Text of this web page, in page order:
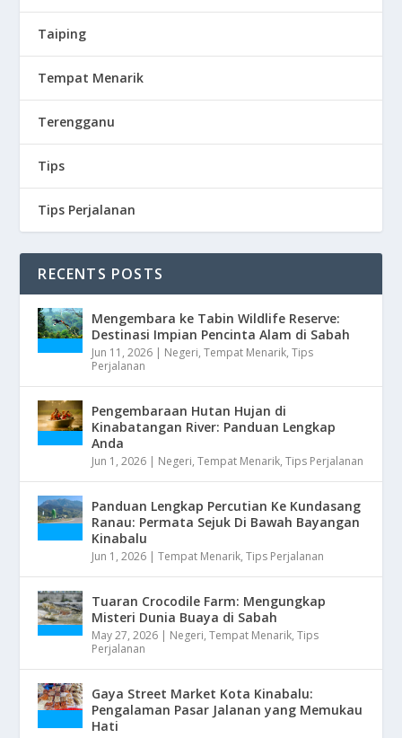
Taiping
Tempat Menarik
Terengganu
Tips
Tips Perjalanan
RECENTS POSTS
Mengembara ke Tabin Wildlife Reserve:
Destinasi Impian Pencinta Alam di Sabah
Jun 11, 2026 | Negeri,Tempat Menarik,Tips
Perjalanan
Pengembaraan Hutan Hujan di
Kinabatangan River: Panduan Lengkap
Anda
Jun 1, 2026 | Negeri,Tempat Menarik,Tips Perjalanan
Panduan Lengkap Percutian Ke Kundasang
Ranau: Permata Sejuk Di Bawah Bayangan
Kinabalu
Jun 1, 2026 |Tempat Menarik,Tips Perjalanan
Tuaran Crocodile Farm: Mengungkap
Misteri Dunia Buaya di Sabah
May 27, 2026 | Negeri,Tempat Menarik,Tips
Perjalanan
Gaya Street Market Kota Kinabalu:
Pengalaman Pasar Jalanan yang Memukau
Hati